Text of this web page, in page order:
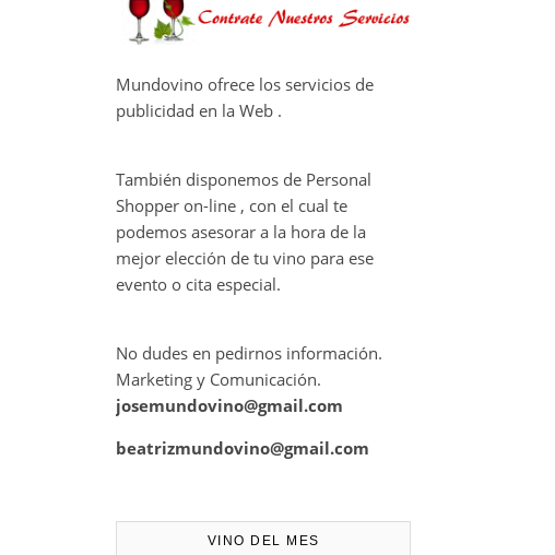
Mundovino ofrece los servicios de
publicidad en la Web .
También disponemos de Personal
Shopper on-line , con el cual te
podemos asesorar a la hora de la
mejor elección de tu vino para ese
evento o cita especial.
No dudes en pedirnos información.
Marketing y Comunicación.
josemundovino@gmail.com
beatrizmundovino@gmail.com
VINO DEL MES